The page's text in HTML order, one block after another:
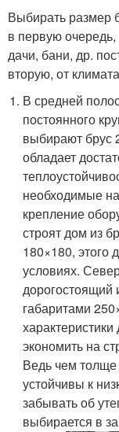
Выбирать размер
в первую
дачи, бани, др.
вторую, от
В средней
постоянного
выбирают брус
обладает
необходимые
крепление
строят дом из
180×180, этого
условиях.
дорогостоящий
габаритами
экономить на
Ведь чем толще
устойчивы к
забывать об
выбирается в